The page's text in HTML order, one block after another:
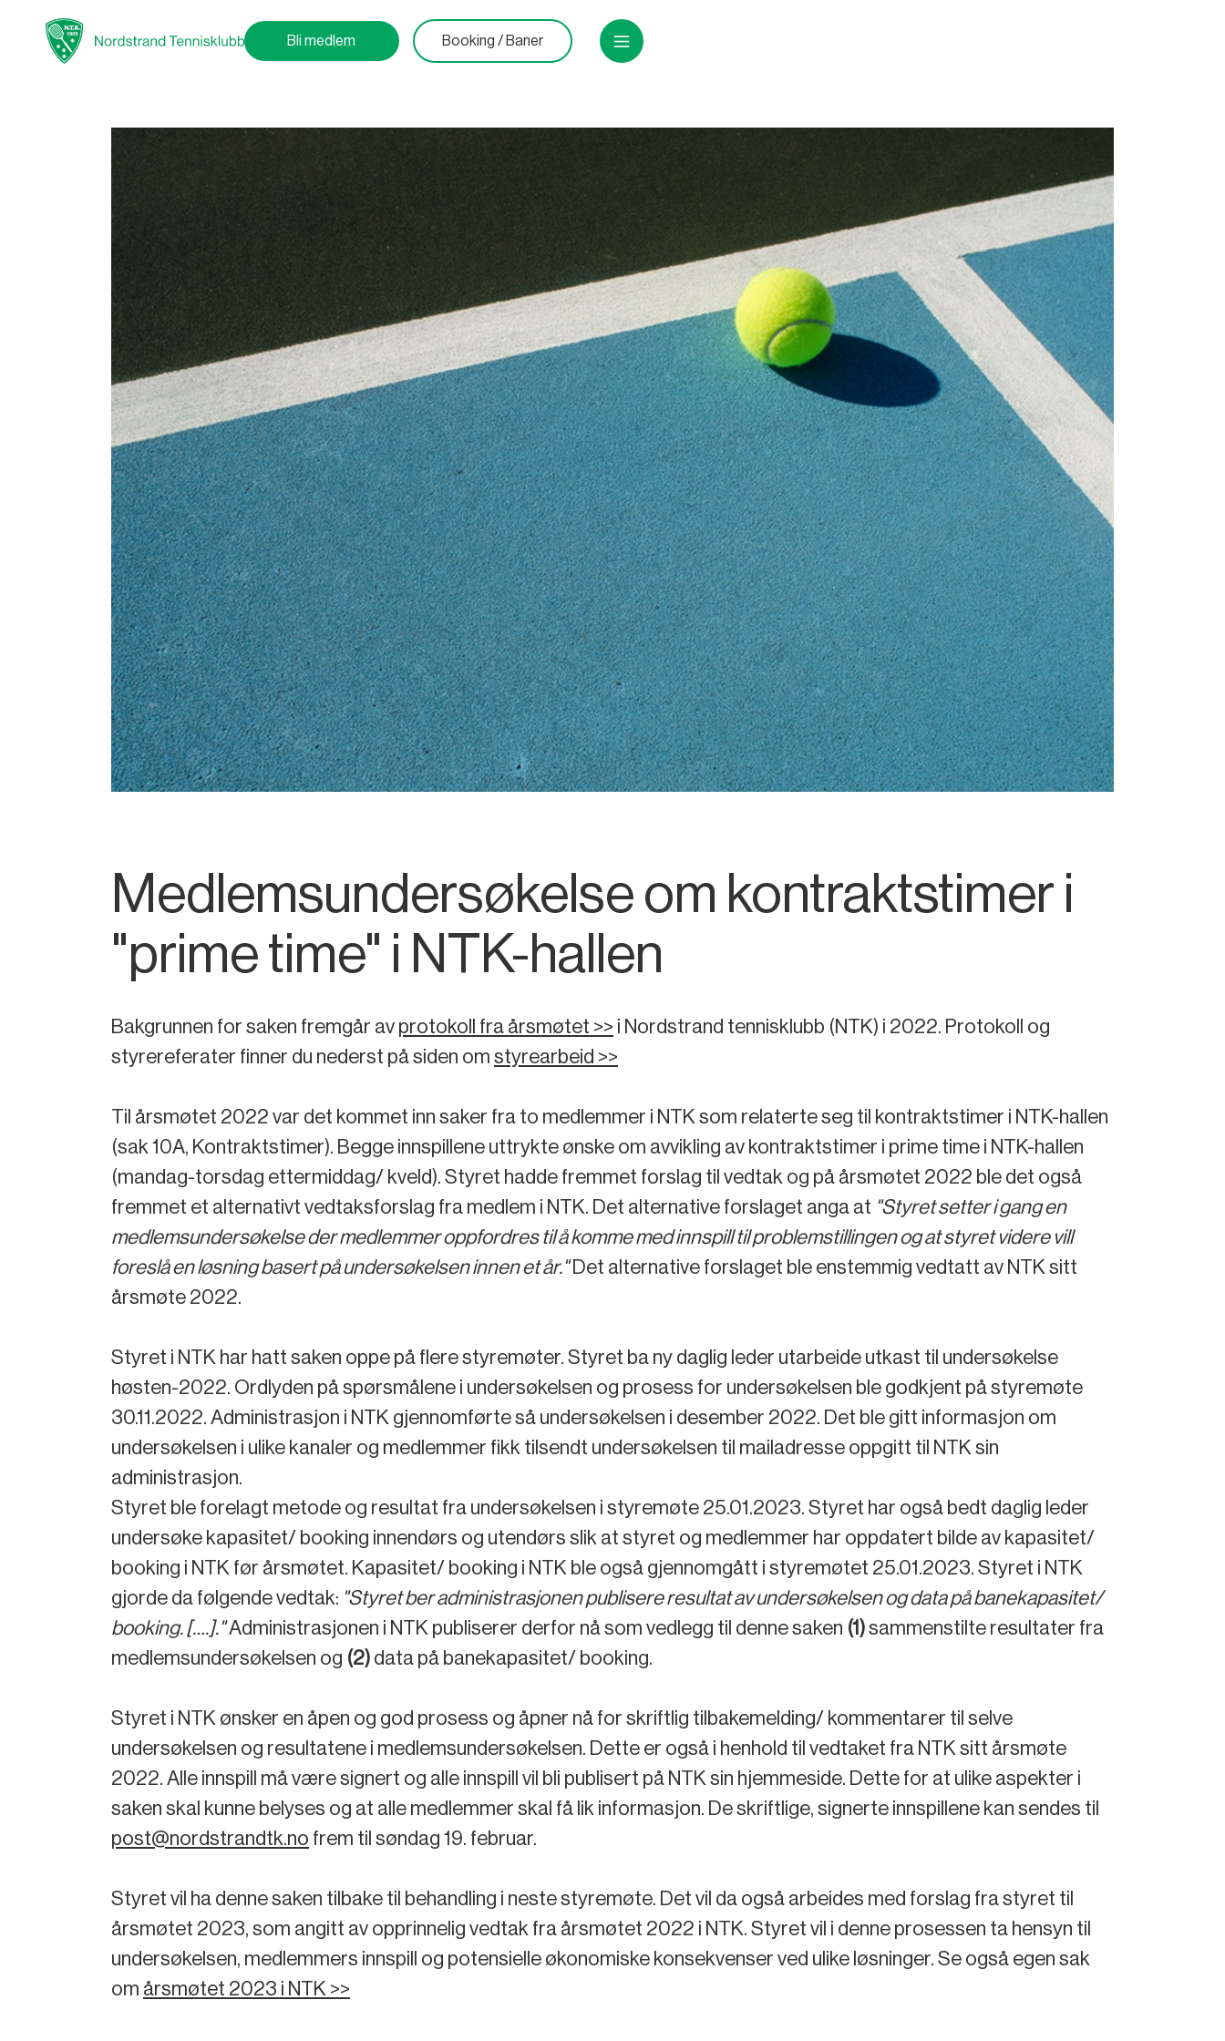
Bli medlem Booking / Baner
Medlemsundersøkelse om kontraktstimer i
"prime time" i NTK-hallen
Bakgrunnen for saken fremgår av protokoll fra årsmøtet >> i Nordstrand tennisklubb (NTK) i 2022. Protokoll og
styrereferater finner du nederst på siden om styrearbeid >>
Til årsmøtet 2022 var det kommet inn saker fra to medlemmer i NTK som relaterte seg til kontraktstimer i NTK-hallen
(sak 10A, Kontraktstimer). Begge innspillene uttrykte ønske om avvikling av kontraktstimer i prime time i NTK-hallen
(mandag-torsdag ettermiddag/ kveld). Styret hadde fremmet forslag til vedtak og på årsmøtet 2022 ble det også
fremmet et alternativt vedtaksforslag fra medlem i NTK. Det alternative forslaget anga at "Styret setter i gang en
medlemsundersøkelse der medlemmer oppfordres til å komme med innspill til problemstillingen og at styret videre vill
foreslå en løsning basert på undersøkelsen innen et år."Det alternative forslaget ble enstemmig vedtatt av NTK sitt
årsmøte 2022.
Styret i NTK har hatt saken oppe på flere styremøter. Styret ba ny daglig leder utarbeide utkast til undersøkelse
høsten-2022. Ordlyden på spørsmålene i undersøkelsen og prosess for undersøkelsen ble godkjent på styremøte
30.11.2022. Administrasjon i NTK gjennomførte så undersøkelsen i desember 2022. Det ble gitt informasjon om
undersøkelsen i ulike kanaler og medlemmer fikk tilsendt undersøkelsen til mailadresse oppgitt til NTK sin
administrasjon.
Styret ble forelagt metode og resultat fra undersøkelsen i styremøte 25.01.2023. Styret har også bedt daglig leder
undersøke kapasitet/ booking innendørs og utendørs slik at styret og medlemmer har oppdatert bilde av kapasitet/
booking i NTK før årsmøtet. Kapasitet/ booking i NTK ble også gjennomgått i styremøtet 25.01.2023. Styret i NTK
gjorde da følgende vedtak: "Styret ber administrasjonen publisere resultat av undersøkelsen og data på banekapasitet/
booking. [….]."Administrasjonen i NTK publiserer derfor nå som vedlegg til denne saken (1)sammenstilte resultater fra
medlemsundersøkelsen og (2) data på banekapasitet/ booking.
Styret i NTK ønsker en åpen og god prosess og åpner nå for skriftlig tilbakemelding/ kommentarer til selve
undersøkelsen og resultatene i medlemsundersøkelsen. Dette er også i henhold til vedtaket fra NTK sitt årsmøte
2022. Alle innspill må være signert og alle innspill vil bli publisert på NTK sin hjemmeside. Dette for at ulike aspekter i
saken skal kunne belyses og at alle medlemmer skal få lik informasjon. De skriftlige, signerte innspillene kan sendes til
post@nordstrandtk.no frem til søndag 19. februar.
Styret vil ha denne saken tilbake til behandling i neste styremøte. Det vil da også arbeides med forslag fra styret til
årsmøtet 2023, som angitt av opprinnelig vedtak fra årsmøtet 2022 i NTK. Styret vil i denne prosessen ta hensyn til
undersøkelsen, medlemmers innspill og potensielle økonomiske konsekvenser ved ulike løsninger. Se også egen sak
om årsmøtet 2023 i NTK >>